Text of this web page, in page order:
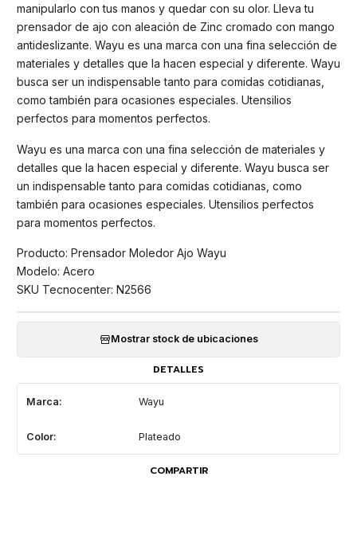
manipularlo con tus manos y quedar con su olor. Lleva tu
prensador de ajo con aleación de Zinc cromado con mango
antideslizante. Wayu es una marca con una fina selección de
materiales y detalles que la hacen especial y diferente. Wayu
busca ser un indispensable tanto para comidas cotidianas,
como también para ocasiones especiales. Utensilios
perfectos para momentos perfectos.
Wayu es una marca con una fina selección de materiales y
detalles que la hacen especial y diferente. Wayu busca ser
un indispensable tanto para comidas cotidianas, como
también para ocasiones especiales. Utensilios perfectos
para momentos perfectos.
Producto: Prensador Moledor Ajo Wayu
Modelo: Acero
SKU Tecnocenter: N2566
Mostrar stock de ubicaciones
DETALLES
Marca: Wayu
Color: Plateado
COMPARTIR